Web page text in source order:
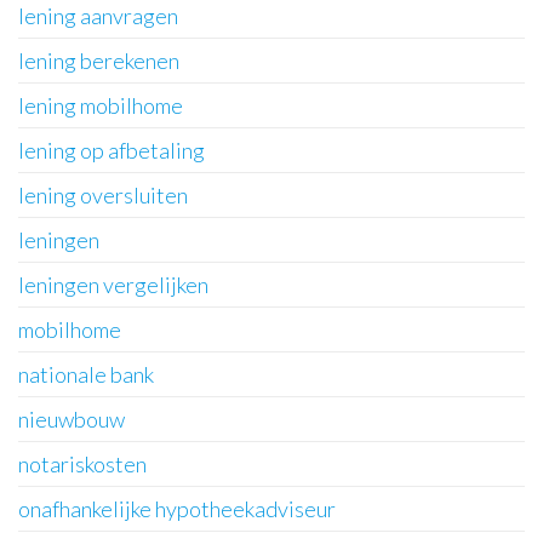
lening aanvragen
lening berekenen
lening mobilhome
lening op afbetaling
lening oversluiten
leningen
leningen vergelijken
mobilhome
nationale bank
nieuwbouw
notariskosten
onafhankelijke hypotheekadviseur